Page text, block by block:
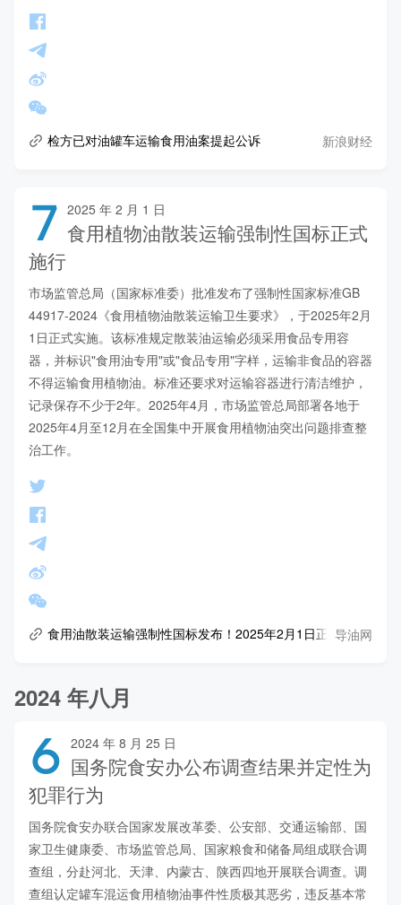
检方已对油罐车运输食用油案提起公诉 新浪财经
7 2025 年 2 月 1 日
食用植物油散装运输强制性国标正式
施行
市场监管总局（国家标准委）批准发布了强制性国家标准GB
44917-2024《食用植物油散装运输卫生要求》，于2025年2月
1日正式实施。该标准规定散装油运输必须采用食品专用容
器，并标识"食用油专用"或"食品专用"字样，运输非食品的容器
不得运输食用植物油。标准还要求对运输容器进行清洁维护，
记录保存不少于2年。2025年4月，市场监管总局部署各地于
2025年4月至12月在全国集中开展食用植物油突出问题排查整
治工作。
食用油散装运输强制性国标发布！2025年2月1日正式实施
导油网
2024 年八月
6 2024 年 8 月 25 日
国务院食安办公布调查结果并定性为
犯罪行为
国务院食安办联合国家发展改革委、公安部、交通运输部、国
家卫生健康委、市场监管总局、国家粮食和储备局组成联合调
查组，分赴河北、天津、内蒙古、陕西四地开展联合调查。调
查组认定罐车混运食用植物油事件性质极其恶劣，违反基本常